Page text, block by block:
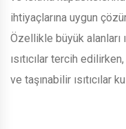
ihtiyaçlarına uygun
Özellikle büyük alanları
ısıtıcılar tercih
ve taşınabilir ısıtıcılar